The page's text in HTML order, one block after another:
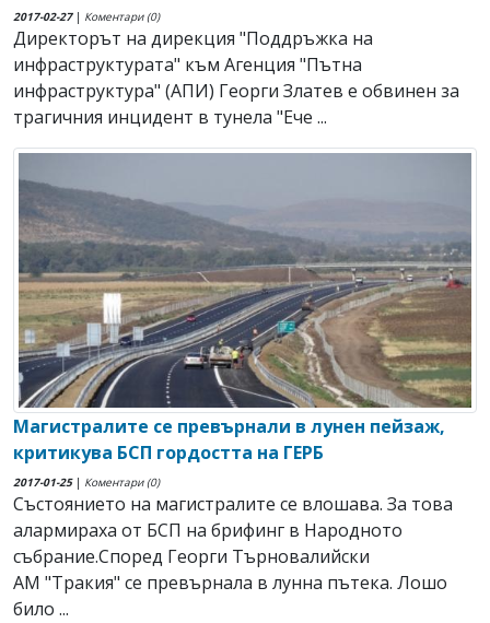
2017-02-27| Коментари (0)
Директорът на дирекция "Поддръжка на
инфраструктурата" към Агенция "Пътна
инфраструктура" (АПИ) Георги Златев е обвинен за
трагичния инцидент в тунела "Ече ...
Магистралите се превърнали в лунен пейзаж,
критикува БСП гордостта на ГЕРБ
2017-01-25| Коментари (0)
Състоянието на магистралите се влошава. За това
алармираха от БСП на брифинг в Народното
събрание.Според Георги Търновалийски
АМ "Тракия" се превърнала в лунна пътека. Лошо
било ...